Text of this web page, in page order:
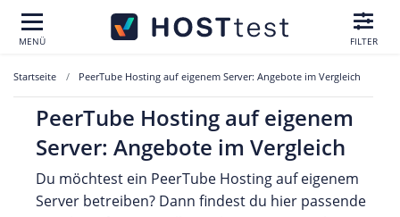
MENÜ FILTER
Startseite PeerTube Hosting auf eigenem Server: Angebote im Vergleich
PeerTube Hosting auf eigenem
Server: Angebote im Vergleich
Du möchtest ein PeerTube Hosting auf eigenem
Server betreiben? Dann findest du hier passende